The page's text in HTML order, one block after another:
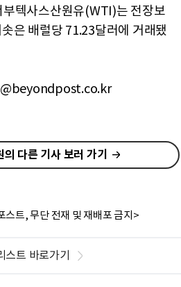
부텍사스산원유(WTI)는 전장보
은 배럴당 71.23달러에 거래됐
다른 기사 보러 가기
스트, 무단 전재 및 재배포 금지>
스트 바로가기